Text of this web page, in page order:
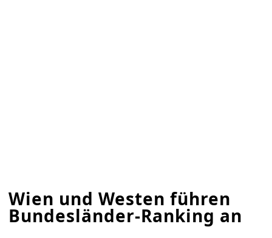
Wien und Westen führen
Bundesländer-Ranking an